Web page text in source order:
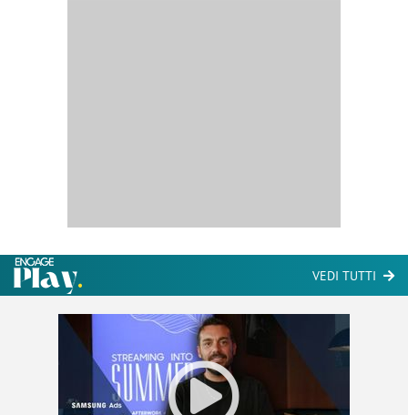
VEDI TUTTI